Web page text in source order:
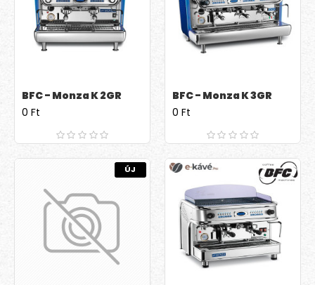
BFC - Monza K 2GR
0 Ft
BFC - Monza K 3GR
0 Ft
ÚJ